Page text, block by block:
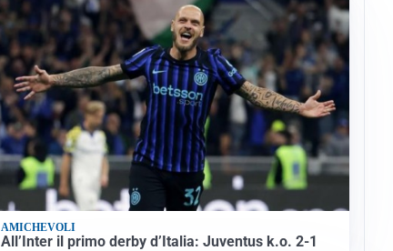
AMICHEVOLI
All’Inter il primo derby d’Italia: Juventus k.o. 2-1